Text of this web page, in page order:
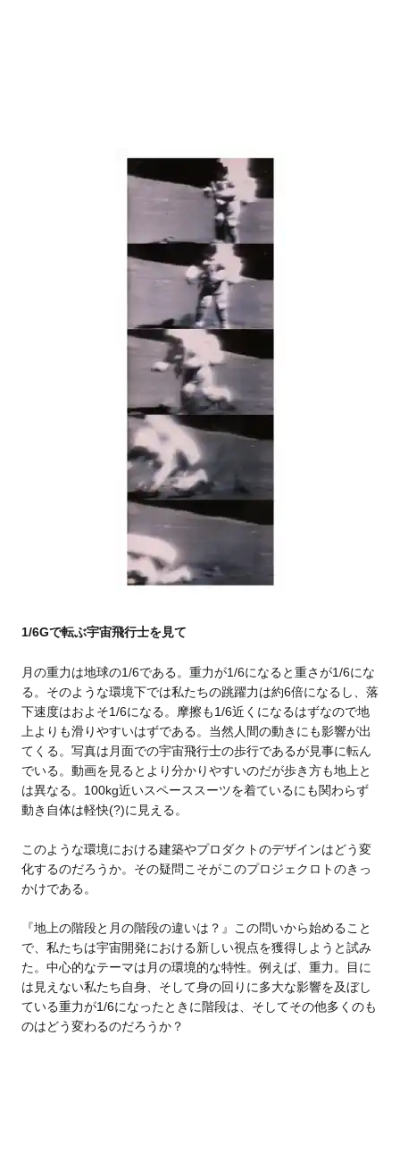
1/6Gで転ぶ宇宙飛行士を見て
月の重力は地球の1/6である。重力が1/6になると重さが1/6にな
る。そのような環境下では私たちの跳躍力は約6倍になるし、落
下速度はおよそ1/6になる。摩擦も1/6近くになるはずなので地
上よりも滑りやすいはずである。当然人間の動きにも影響が出
てくる。写真は月面での宇宙飛行士の歩行であるが見事に転ん
でいる。動画を見るとより分かりやすいのだが歩き方も地上と
は異なる。100kg近いスペーススーツを着ているにも関わらず
動き自体は軽快(?)に見える。
このような環境における建築やプロダクトのデザインはどう変
化するのだろうか。その疑問こそがこのプロジェクロトのきっ
かけである。
『地上の階段と月の階段の違いは？』この問いから始めること
で、私たちは宇宙開発における新しい視点を獲得しようと試み
た。中心的なテーマは月の環境的な特性。例えば、重力。目に
は見えない私たち自身、そして身の回りに多大な影響を及ぼし
ている重力が1/6になったときに階段は、そしてその他多くのも
のはどう変わるのだろうか？